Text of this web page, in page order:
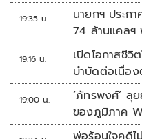
19:35 น.
นายกฯ ประก
74 ล้านแคลฯ
19:16 น.
เปิดโอกาสชี
บำบัดต่อเนื่อ
19:00 น.
‘ภัทรพงศ์’ ลุ
ของภูมิภาค
ห้องข่าวไทย